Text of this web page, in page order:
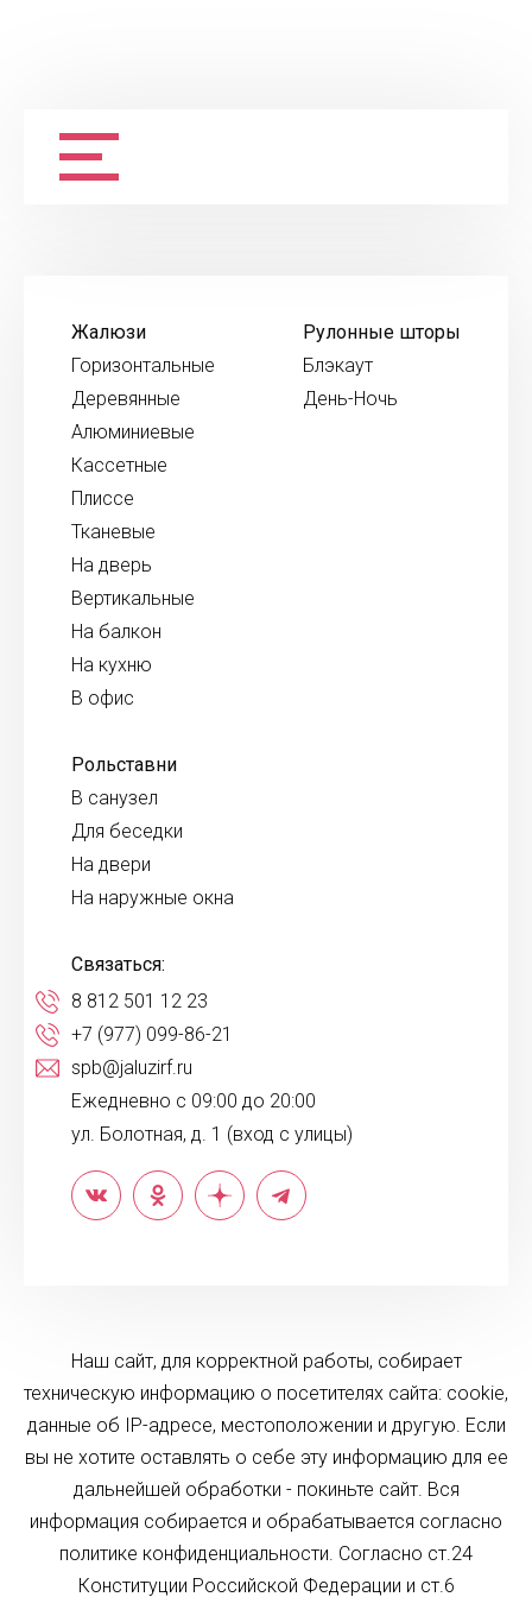
Жалюзи
Горизонтальные
Деревянные
Алюминиевые
Кассетные
Плиссе
Тканевые
На дверь
Вертикальные
На балкон
На кухню
В офис
Рулонные шторы
Блэкаут
День-Ночь
Рольставни
В санузел
Для беседки
На двери
На наружные окна
Связаться:
8 812 501 12 23
+7 (977) 099-86-21
spb@jaluzirf.ru
Ежедневно с 09:00 до 20:00
ул. Болотная, д. 1 (вход с улицы)
Наш сайт, для корректной работы, собирает
техническую информацию о посетителях сайта: cookie,
данные об IP-адресе, местоположении и другую. Если
вы не хотите оставлять о себе эту информацию для ее
дальнейшей обработки - покиньте сайт. Вся
информация собирается и обрабатывается согласно
политике конфиденциальности. Согласно ст.24
Конституции Российской Федерации и ст.6